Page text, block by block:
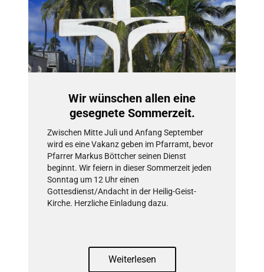
Wir wünschen allen eine
gesegnete Sommerzeit.
Zwischen Mitte Juli und Anfang September
wird es eine Vakanz geben im Pfarramt, bevor
Pfarrer Markus Böttcher seinen Dienst
beginnt. Wir feiern in dieser Sommerzeit jeden
Sonntag um 12 Uhr einen
Gottesdienst/Andacht in der Heilig-Geist-
Kirche. Herzliche Einladung dazu.
Weiterlesen